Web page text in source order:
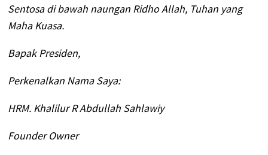
Sentosa di bawah naungan Ridho Allah, Tuhan yang
Maha Kuasa.
Bapak Presiden,
Perkenalkan Nama Saya:
HRM. Khalilur R Abdullah Sahlawiy
Founder Owner